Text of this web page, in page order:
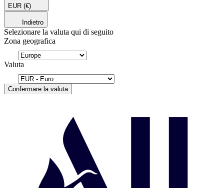
EUR (€)
Indietro
Selezionare la valuta qui di seguito
Zona geografica
Valuta
Confermare la valuta